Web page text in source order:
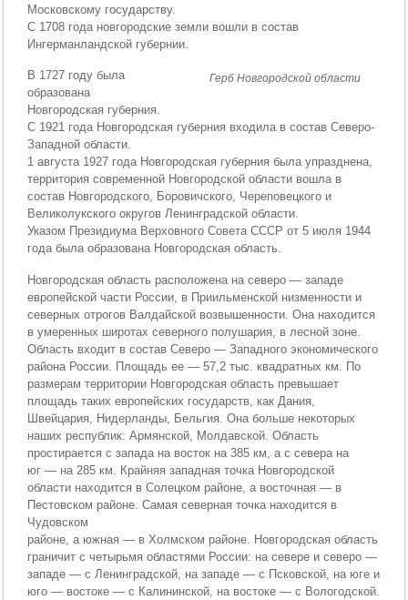
Московскому государству.
С 1708 года новгородские земли вошли в состав
Ингерманландской губернии.
Герб Новгородской области
В 1727 году была
образована
Новгородская губерния.
С 1921 года Новгородская губерния входила в состав Северо-
Западной области.
1 августа 1927 года Новгородская губерния была упразднена,
территория современной Новгородской области вошла в
состав Новгородского, Боровичского, Череповецкого и
Великолукского округов Ленинградской области.
Указом Президиума Верховного Совета СССР от 5 июля 1944
года была образована Новгородская область.
Новгородская область расположена на северо — западе
европейской части России, в Приильменской низменности и
северных отрогов Валдайской возвышенности. Она находится
в умеренных широтах северного полушария, в лесной зоне.
Область входит в состав Северо — Западного экономического
района России. Площадь ее — 57,2 тыс. квадратных км. По
размерам территории Новгородская область превышает
площадь таких европейских государств, как Дания,
Швейцария, Нидерланды, Бельгия. Она больше некоторых
наших республик: Армянской, Молдавской. Область
простирается с запада на восток на 385 км, а с севера на
юг — на 285 км. Крайняя западная точка Новгородской
области находится в Солецком районе, а восточная — в
Пестовском районе. Cамая северная точка находится в
Чудовском
районе, а южная — в Холмском районе. Новгородская область
граничит с четырьмя областями России: на севере и северо —
западе — с Ленинградской, на западе — с Псковской, на юге и
юго — востоке — с Калининской, на востоке — с Вологодской.